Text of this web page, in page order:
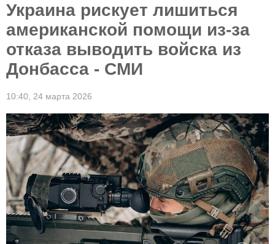
Украина рискует лишиться
американской помощи из-за
отказа выводить войска из
Донбасса - СМИ
10:40, 24 марта 2026